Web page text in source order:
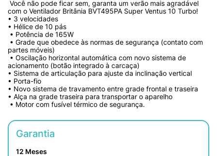
com o Ventilador Britânia BVT495PA Super Ventus 10 Turbo!
• 3 velocidades
• Hélice de 10 pás
partes móveis)
acionamento (botão integrado à carcaça)
• Sistema de articulação para ajuste da inclinação vertical
• Porta-fio
• Novo sistema de travamento entre grade frontal e traseira
• Alça na grade traseira para transportar o aparelho
• Motor com fusível térmico de segurança.
Garantia
12 Meses